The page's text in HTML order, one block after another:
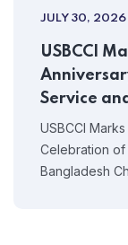
JULY 30, 2026
USBCCI
Service
USBCCI
Celebration of
Bangladesh